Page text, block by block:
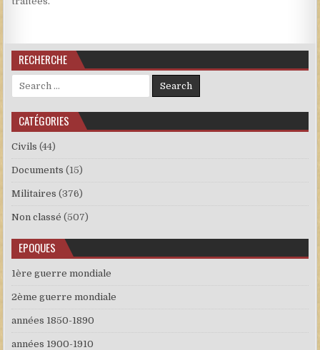
RECHERCHE
Search for:
CATÉGORIES
Civils (44)
Documents (15)
Militaires (376)
Non classé (507)
EPOQUES
1ère guerre mondiale
2ème guerre mondiale
années 1850-1890
années 1900-1910